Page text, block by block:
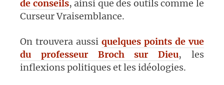
de conseils, ainsi que des outils comme le
Curseur Vraisemblance.
On trouvera aussi quelques points de vue
du professeur Broch sur Dieu, les
inflexions politiques et les idéologies.